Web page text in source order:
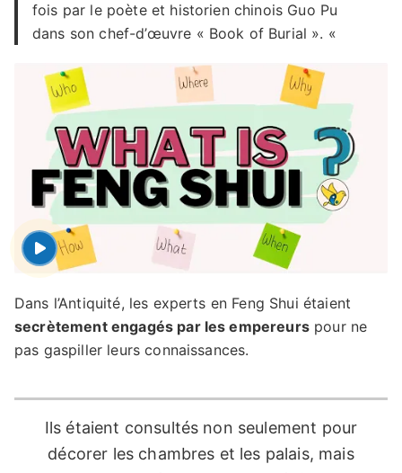
fois par le poète et historien chinois Guo Pu
dans son chef-d’œuvre « Book of Burial ». «
Dans l’Antiquité, les experts en Feng Shui étaient
secrètement engagés par les empereurspour ne
pas gaspiller leurs connaissances.
Ils étaient consultés non seulement pour
décorer les chambres et les palais, mais